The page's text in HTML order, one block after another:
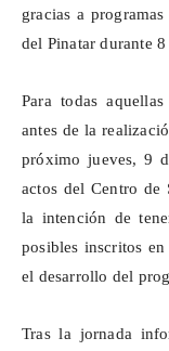
gracias a
del Pinatar durante 8
Para todas
antes de la
próximo jueves, 9
actos del Centro de
la intención de
posibles inscritos
el desarrollo del
Tras la jornada